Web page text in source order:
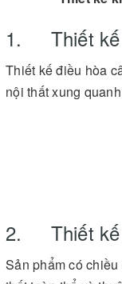
1. Thiết kế
Thiết kế điều hòa
nội thất xung
2. Thiết kế
Sản phẩm có